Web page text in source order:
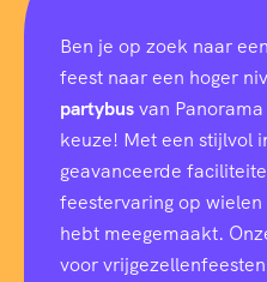
Ben je op zoek naar
feest naar een hoger
partybusvan
keuze! Met een stijlvol
geavanceerde
feestervaring op
hebt meegemaakt.
voor